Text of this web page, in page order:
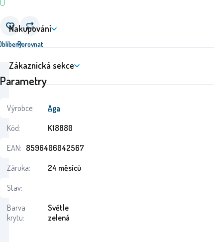
Porovnat
Parametry
Výrobce:
Aga
Kód:
K18880
EAN: 8596406042567
Záruka:
24 měsíců
Stav:
Barva
krytu:
Světle
zelená
Nakupování
Zákaznická sekce